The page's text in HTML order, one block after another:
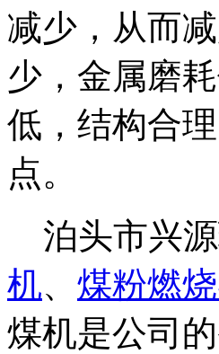
减少，从而
少，金属磨
低，结构合
点。
泊头市兴源
机、 煤粉燃
煤机是公司